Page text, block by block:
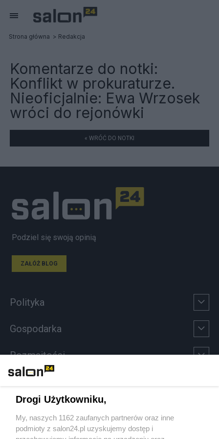
Strona główna Redakcja
Komentarze do notki:
Konflikt w prokuraturze.
Nieoficjalnie: Ewa Wrzosek
wróci do rejonówki
« WRÓĆ DO NOTKI
Podziel się swoją opinią
ZAŁÓŻ BLOG
Polityka
Gospodarka
Rozmaitości
Sport
Społeczeństwo
Drogi Użytkowniku,
My, naszych 1162 zaufanych partnerów oraz inne
podmioty z salon24.pl uzyskujemy dostęp i